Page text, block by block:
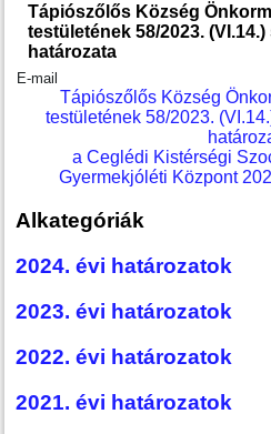
Tápiószőlős Község
testületének 58/2023.
határozata
E-mail
Tápiószőlős Község
testületének 58/2023.
a Ceglédi Kistérségi
Gyermekjóléti Központ
Alkategóriák
2024. évi határozatok
2023. évi határozatok
2022. évi határozatok
2021. évi határozatok